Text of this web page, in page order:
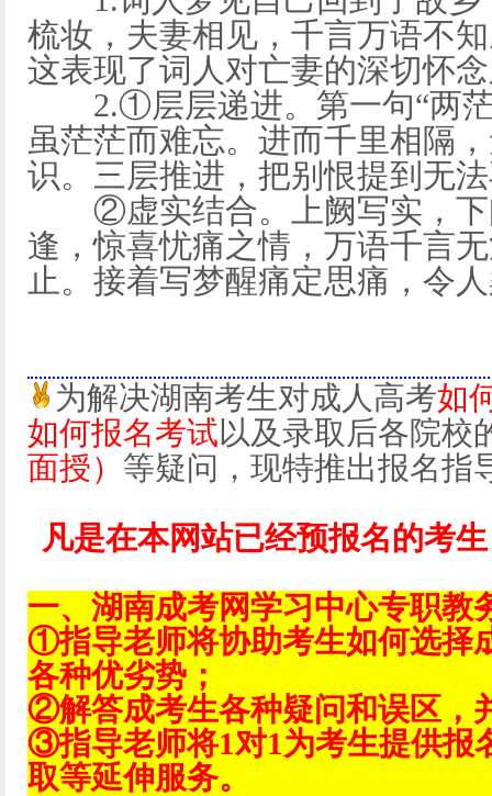
梳妆，夫妻相见，千言万语不
这表现了词人对亡妻的深切怀
2.①层层递进。第一句“两茫
虽茫茫而难忘。进而千里相隔
识。三层推进，把别恨提到无
②虚实结合。上阙写实，下
逢，惊喜忧痛之情，万语千言
止。接着写梦醒痛定思痛，令
为解决湖南考生对成人高考如
如何报名考试以及录取后各院校
面授） 等疑问，现特推出报名指
凡是在本网站已经预报名的考
一、湖南成考网学习中心专职教
①指导老师将协助考生如何选择
各种优劣势；
②解答成考生各种疑问和误区，
③指导老师将1对1为考生提供报
取等延伸服务。